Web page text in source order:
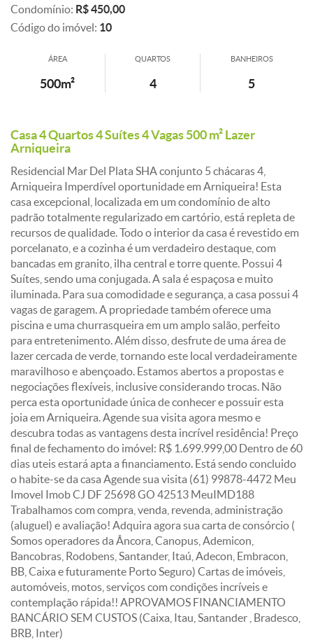
Condomínio: R$ 450,00
Código do imóvel: 10
ÁREA
500m²
QUARTOS
4
BANHEIROS
5
Casa 4 Quartos 4 Suítes 4 Vagas 500 m² Lazer
Arniqueira
Residencial Mar Del Plata SHA conjunto 5 chácaras 4,
Arniqueira Imperdível oportunidade em Arniqueira! Esta
casa excepcional, localizada em um condomínio de alto
padrão totalmente regularizado em cartório, está repleta de
recursos de qualidade. Todo o interior da casa é revestido em
porcelanato, e a cozinha é um verdadeiro destaque, com
bancadas em granito, ilha central e torre quente. Possui 4
Suítes, sendo uma conjugada. A sala é espaçosa e muito
iluminada. Para sua comodidade e segurança, a casa possui 4
vagas de garagem. A propriedade também oferece uma
piscina e uma churrasqueira em um amplo salão, perfeito
para entretenimento. Além disso, desfrute de uma área de
lazer cercada de verde, tornando este local verdadeiramente
maravilhoso e abençoado. Estamos abertos a propostas e
negociações flexíveis, inclusive considerando trocas. Não
perca esta oportunidade única de conhecer e possuir esta
joia em Arniqueira. Agende sua visita agora mesmo e
descubra todas as vantagens desta incrível residência! Preço
final de fechamento do imóvel: R$ 1.699.999,00 Dentro de 60
dias uteis estará apta a financiamento. Está sendo concluido
o habite-se da casa Agende sua visita (61) 99878-4472 Meu
Imovel Imob CJ DF 25698 GO 42513 MeuIMD188
Trabalhamos com compra, venda, revenda, administração
(aluguel) e avaliação! Adquira agora sua carta de consórcio (
Somos operadores da Âncora, Canopus, Ademicon,
Bancobras, Rodobens, Santander, Itaú, Adecon, Embracon,
BB, Caixa e futuramente Porto Seguro) Cartas de imóveis,
automóveis, motos, serviços com condições incríveis e
contemplação rápida!! APROVAMOS FINANCIAMENTO
BANCÁRIO SEM CUSTOS (Caixa, Itau, Santander , Bradesco,
BRB, Inter)